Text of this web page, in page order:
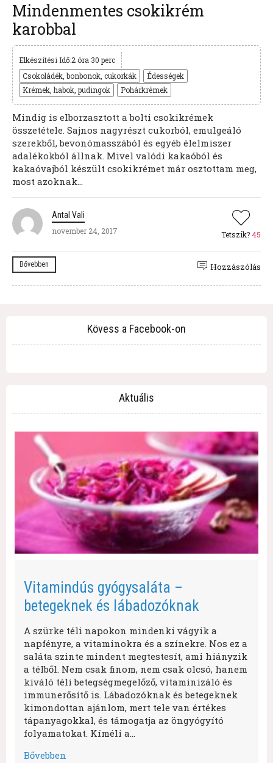
Mindenmentes csokikrém
karobbal
Elkészítési Idő:2 óra 30 perc
Csokoládék, bonbonok, cukorkák
Édességek
Krémek, habok, pudingok
Pohárkrémek
Mindig is elborzasztott a bolti csokikrémek
összetétele. Sajnos nagyrészt cukorból, emulgeáló
szerekből, bevonómasszából és egyéb élelmiszer
adalékokból állnak. Mivel valódi kakaóból és
kakaóvajból készült csokikrémet már osztottam meg,
most azoknak...
Antal Vali
november 24, 2017
Tetszik?45
Bővebben Hozzászólás
Kövess a Facebook-on
Aktuális
Vitamindús gyógysaláta –
betegeknek és lábadozóknak
A szürke téli napokon mindenki vágyik a
napfényre, a vitaminokra és a színekre. Nos ez a
saláta szinte mindent megtestesít, ami hiányzik
a télből. Nem csak finom, nem csak olcsó, hanem
kiváló téli betegségmegelőző, vitaminizáló és
immunerősítő is. Lábadozóknak és betegeknek
kimondottan ajánlom, mert tele van értékes
tápanyagokkal, és támogatja az öngyógyító
folyamatokat. Kíméli a…
Bővebben